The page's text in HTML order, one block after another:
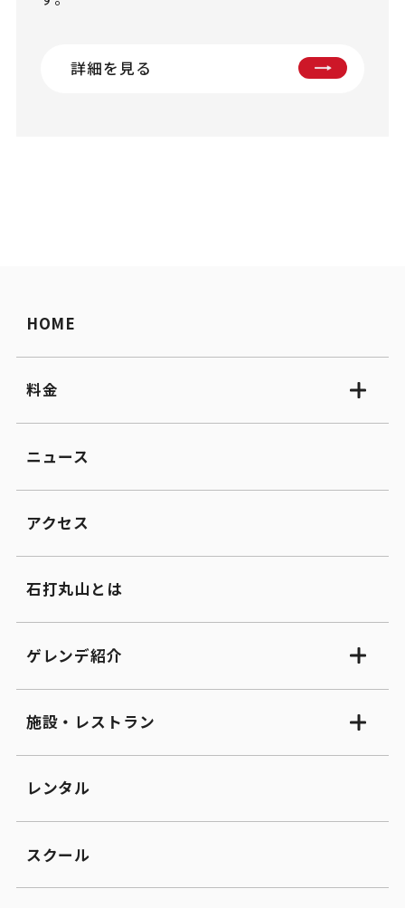
詳細を見る
HOME
料金
ニュース
アクセス
石打丸山とは
ゲレンデ紹介
施設・レストラン
レンタル
スクール